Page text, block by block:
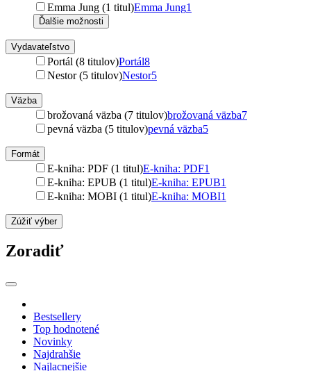
Emma Jung (1 titul)Emma Jung1
Ďalšie možnosti
Vydavateľstvo
Portál (8 titulov)Portál8
Nestor (5 titulov)Nestor5
Väzba
brožovaná väzba (7 titulov)brožovaná väzba7
pevná väzba (5 titulov)pevná väzba5
Formát
E-kniha: PDF (1 titul)E-kniha: PDF1
E-kniha: EPUB (1 titul)E-kniha: EPUB1
E-kniha: MOBI (1 titul)E-kniha: MOBI1
Zúžiť výber
Zoradiť
Bestsellery
Top hodnotené
Novinky
Najdrahšie
Najlacnejšie